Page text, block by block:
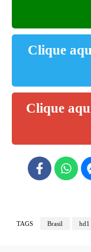
Clique
Clique
TAGS Brasil hd1